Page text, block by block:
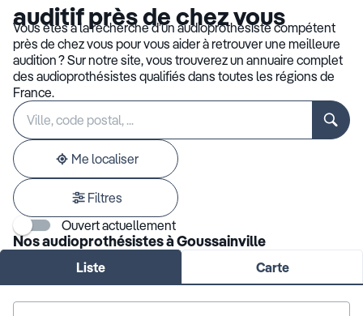
auditif près de chez vous
Vous êtes à la recherche d’un audioprothésiste compétent
près de chez vous pour vous aider à retrouver une meilleure
audition ? Sur notre site, vous trouverez un annuaire complet
des audioprothésistes qualifiés dans toutes les régions de
France.
Rechercher
établissement
Veuillez
renseigner
une
adresse
Me localiser
Filtres
Ouvert actuellement
Nos audioprothésistes à Goussainville
Liste Carte